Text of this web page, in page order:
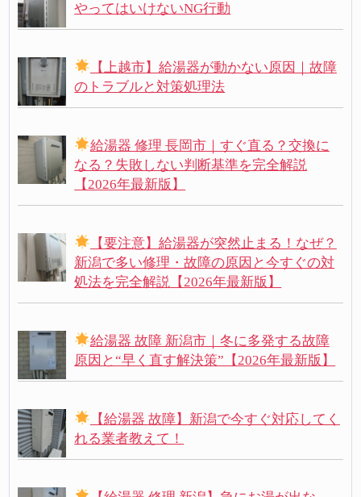
やってはいけないNG行動
【上越市】給湯器が動かない原因｜故障
のトラブルと対策処理法
給湯器 修理 長岡市｜すぐ直る？交換に
なる？失敗しない判断基準を完全解説
【2026年最新版】
【要注意】給湯器が突然止まる！なぜ？
新潟で多い修理・故障の原因と今すぐの対
処法を完全解説【2026年最新版】
給湯器 故障 新潟市｜冬に多発する故障
原因と“早く直す解決策”【2026年最新版】
【給湯器 故障】新潟で今すぐ対応してく
れる業者教えて！